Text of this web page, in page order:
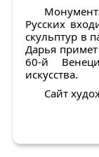
Русских
скульптур в
Дарья
60-й
искусства.
Сайт